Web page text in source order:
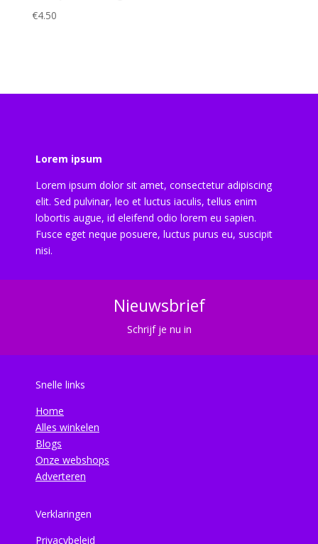
€4.50
Lorem ipsum
Lorem ipsum dolor sit amet, consectetur adipiscing
elit. Sed pulvinar, leo et luctus iaculis, tellus enim
lobortis augue, id eleifend odio lorem eu sapien.
Fusce eget neque posuere, luctus purus eu, suscipit
nisi.
Nieuwsbrief
Schrijf je nu in
Snelle links
Home
Alles winkelen
Blogs
Onze webshops
Adverteren
Verklaringen
Privacybeleid